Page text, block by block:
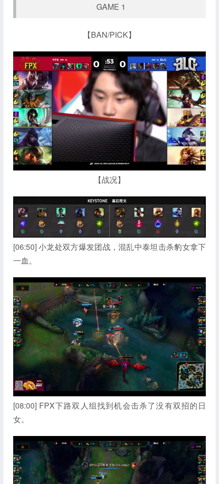
GAME 1
【BAN/PICK】
【战况】
[06:50] 小龙处双方爆发团战，混乱中泰坦击杀豹女拿下
一血。
[08:00] FPX下路双人组找到机会击杀了没有双招的日
女。